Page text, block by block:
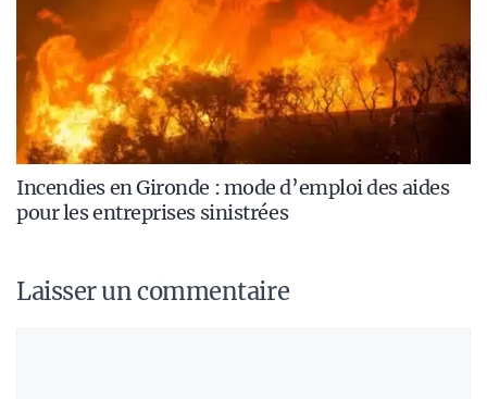
Incendies en Gironde : mode d’emploi des aides
pour les entreprises sinistrées
Laisser un commentaire